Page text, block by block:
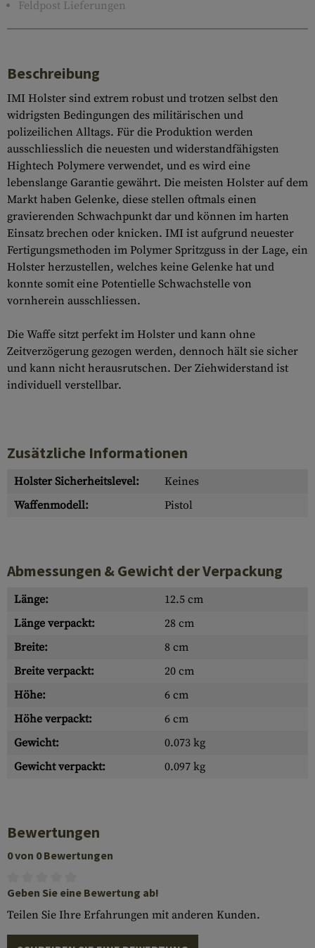
Feldpost Lieferungen
Beschreibung
IMI Holster sind extrem robust und trotzen selbst den
widrigsten Bedingungen des militärischen und
polizeilichen Alltags. Für die Produktion werden
ausschliesslich die neuesten und widerstandfähigsten
Hightech Polymere verwendet, und es wird eine
lebenslange Garantie gewährt. Die meisten Holster auf dem
Markt haben Gelenke, diese stellen oftmals einen
gravierenden Schwachpunkt dar und können im harten
Einsatz brechen oder knicken. IMI ist aufgrund neuester
Fertigungsmethoden im Polymer Spritzguss in der Lage, ein
Holster herzustellen, welches keine Gelenke hat und
konnte somit eine Potentielle Schwachstelle von
vornherein ausschliessen.
Die Waffe sitzt perfekt im Holster und kann ohne
Zeitverzögerung gezogen werden, dennoch hält sie sicher
und kann nicht herausrutschen. Der Ziehwiderstand ist
individuell verstellbar.
Zusätzliche Informationen
Holster Sicherheitslevel:
Keines
Waffenmodell:
Pistol
Abmessungen & Gewicht der Verpackung
Länge:
12.5 cm
Länge verpackt:
28 cm
Breite:
8 cm
Breite verpackt:
20 cm
Höhe:
6 cm
Höhe verpackt:
6 cm
Gewicht:
0.073 kg
Gewicht verpackt:
0.097 kg
Bewertungen
0 von 0 Bewertungen
Geben Sie eine Bewertung ab!
Teilen Sie Ihre Erfahrungen mit anderen Kunden.